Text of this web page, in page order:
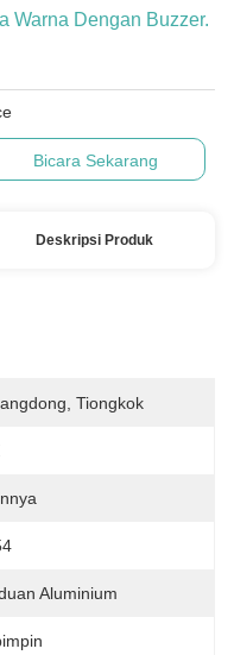
Warna Dengan Buzzer.
Bicara Sekarang
Deskripsi Produk
Tiongkok
Aluminium